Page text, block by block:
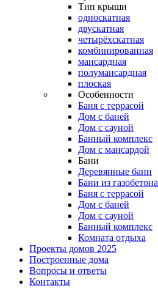
Тип крыши
односкатная
двускатная
четырёхскатная
комбинированная
мансардная
полумансардная
плоская
Особенности
Баня с террасой
Дом с баней
Дом с сауной
Банный комплекс
Дом с мансардой
Бани
Деревянные бани
Бани из газобетона
Баня с террасой
Дом с баней
Дом с сауной
Банный комплекс
Комната отдыха
Проекты домов 2025
Построенные дома
Вопросы и ответы
Контакты